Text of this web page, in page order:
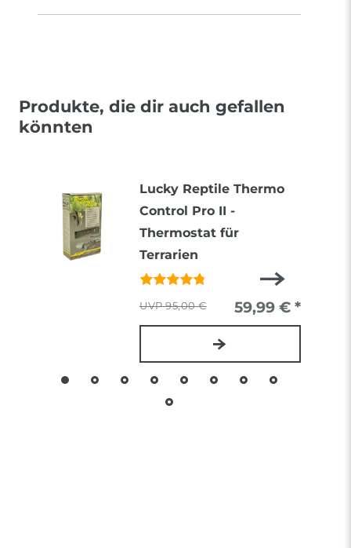
Produkte, die dir auch gefallen
könnten
Lucky Reptile Thermo
Control Pro II -
Thermostat für
Terrarien
95,00 € 59,99 € *